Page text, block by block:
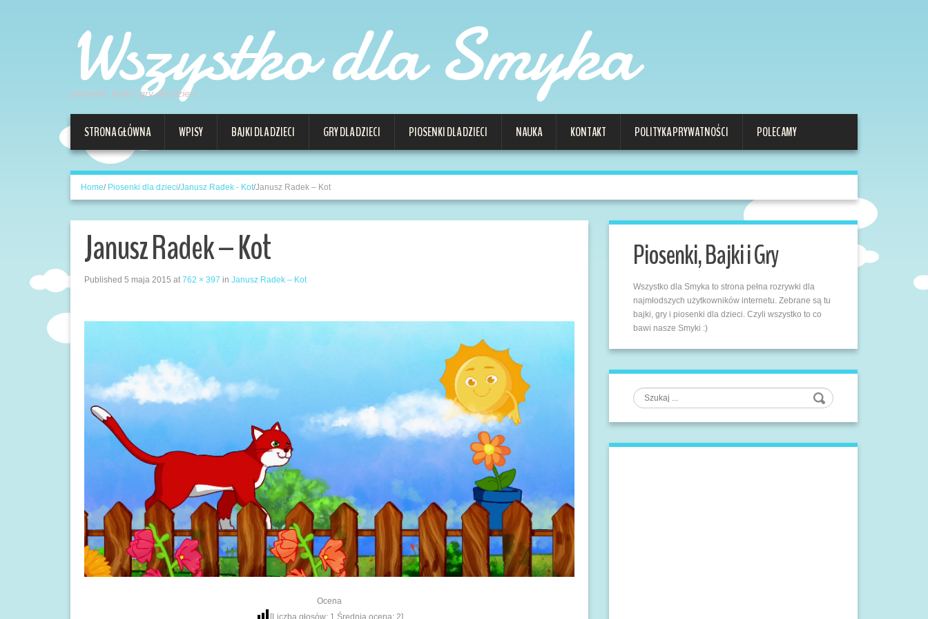
Wszystko dla Smyka
piosenki, bajki i gry dla dzieci
STRONA GŁÓWNA WPISY BAJKI DLA DZIECI GRY DLA DZIECI PIOSENKI DLA DZIECI NAUKA KONTAKT POLITYKA PRYWATNOŚCI POLECAMY
Home/ Piosenki dla dzieci/Janusz Radek - Kot/Janusz Radek – Kot
Janusz Radek – Kot
Published 5 maja 2015 at762 × 397 in Janusz Radek – Kot
Ocena
[Liczba głosów: 1 Średnia ocena: 2]
Piosenki, Bajki i Gry
Wszystko dla Smyka to strona pełna rozrywki dla
najmłodszych użytkowników internetu. Zebrane są tu
bajki, gry i piosenki dla dzieci. Czyli wszystko to co
bawi nasze Smyki :)
Szukaj